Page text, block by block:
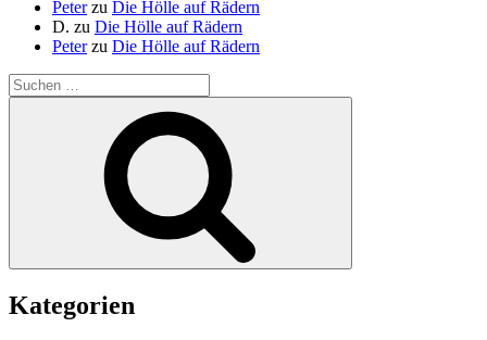
Peterzu Die Hölle auf Rädern
D. zu Die Hölle auf Rädern
Peterzu Die Hölle auf Rädern
Suche
nach:
Kategorien